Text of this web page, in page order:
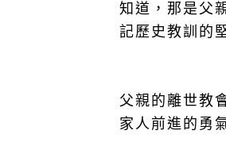
知道，那是父
記歷史教訓的
父親的離世教
家人前進的勇